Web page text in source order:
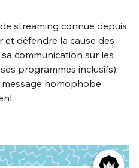
streaming connue depuis
et défendre la cause des
communication sur les
programmes inclusifs).
message homophobe